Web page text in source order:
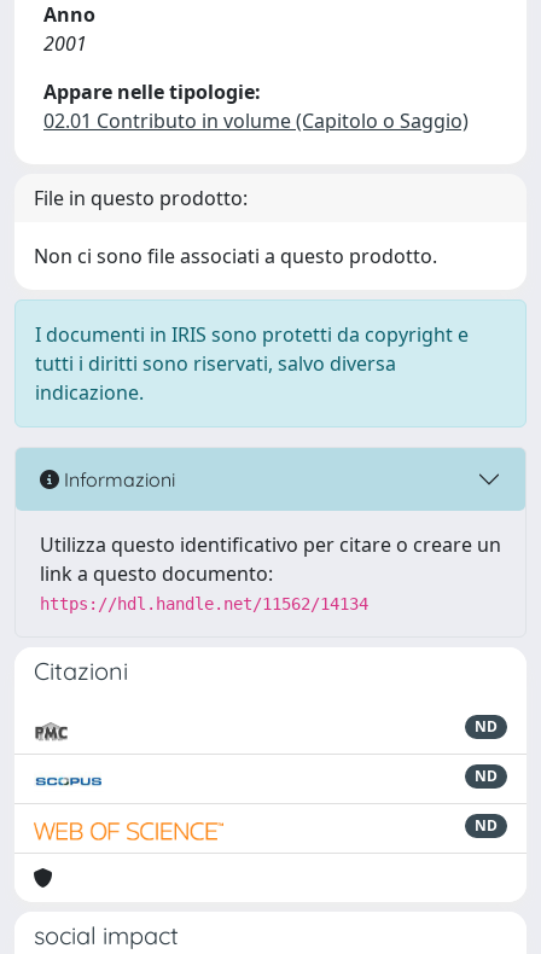
Anno
2001
Appare nelle tipologie:
02.01 Contributo in volume (Capitolo o Saggio)
File in questo prodotto:
Non ci sono file associati a questo prodotto.
I documenti in IRIS sono protetti da copyright e
tutti i diritti sono riservati, salvo diversa
indicazione.
Informazioni
Utilizza questo identificativo per citare o creare un
link a questo documento:
https://hdl.handle.net/11562/14134
Citazioni
ND
ND
ND
social impact